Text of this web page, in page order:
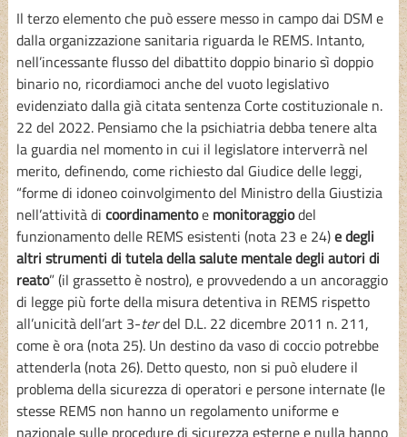
Il terzo elemento che può essere messo in campo dai DSM e
dalla organizzazione sanitaria riguarda le REMS. Intanto,
nell’incessante flusso del dibattito doppio binario sì doppio
binario no, ricordiamoci anche del vuoto legislativo
evidenziato dalla già citata sentenza Corte costituzionale n.
22 del 2022. Pensiamo che la psichiatria debba tenere alta
la guardia nel momento in cui il legislatore interverrà nel
merito, definendo, come richiesto dal Giudice delle leggi,
“forme di idoneo coinvolgimento del Ministro della Giustizia
nell’attività di coordinamentoe monitoraggiodel
funzionamento delle REMS esistenti (nota 23 e 24)e degli
altri strumenti di tutela della salute mentale degli autori di
reato” (il grassetto è nostro), e provvedendo a un ancoraggio
di legge più forte della misura detentiva in REMS rispetto
all’unicità dell’art 3-terdel D.L. 22 dicembre 2011 n. 211,
come è ora (nota 25). Un destino da vaso di coccio potrebbe
attenderla (nota 26). Detto questo, non si può eludere il
problema della sicurezza di operatori e persone internate (le
stesse REMS non hanno un regolamento uniforme e
nazionale sulle procedure di sicurezza esterne e nulla hanno